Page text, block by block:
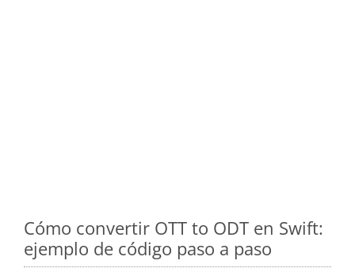
Cómo convertir OTT to ODT en Swift:
ejemplo de código paso a paso